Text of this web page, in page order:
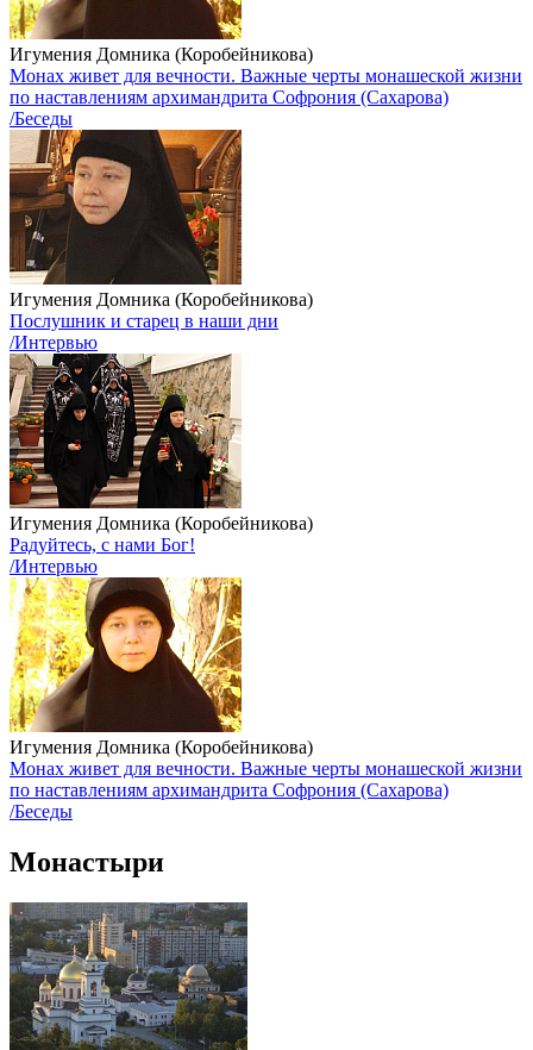
Игумения Домника (Коробейникова)
Монах живет для вечности. Важные черты монашеской жизни
по наставлениям архимандрита Софрония (Сахарова)
/Беседы
Игумения Домника (Коробейникова)
Послушник и старец в наши дни
/Интервью
Игумения Домника (Коробейникова)
Радуйтесь, с нами Бог!
/Интервью
Игумения Домника (Коробейникова)
Монах живет для вечности. Важные черты монашеской жизни
по наставлениям архимандрита Софрония (Сахарова)
/Беседы
Монастыри